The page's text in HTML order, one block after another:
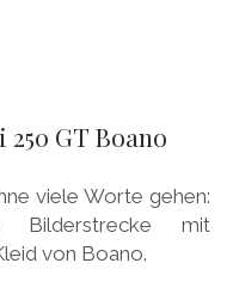
GT Boano
viele Worte gehen:
Bilderstrecke mit
von Boano.